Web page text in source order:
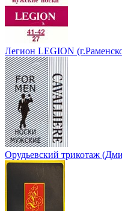
Легион LEGION
Орудьевский трикотаж